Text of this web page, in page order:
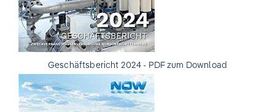
Geschäftsbericht 2024 - PDF zum Download